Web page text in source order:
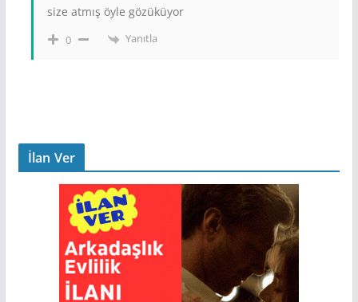
size atmış öyle gözüküyor
0 Yanıtla
İlan Ver